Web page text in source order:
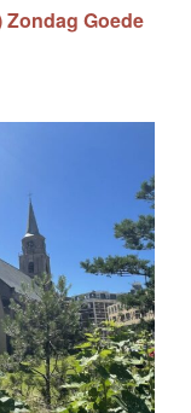
Zondag Goede